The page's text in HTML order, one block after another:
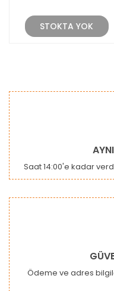
STOKTA YOK
Saat 14:00'e kadar
Ödeme ve adres